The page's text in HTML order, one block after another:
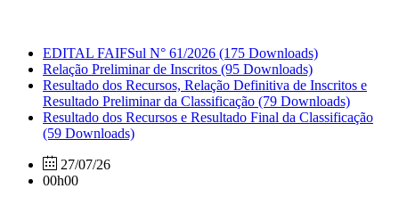
EDITAL FAIFSul N° 61/2026 (175 Downloads)
Relação Preliminar de Inscritos (95 Downloads)
Resultado dos Recursos, Relação Definitiva de Inscritos e
Resultado Preliminar da Classificação (79 Downloads)
Resultado dos Recursos e Resultado Final da Classificação
(59 Downloads)
27/07/26
00h00